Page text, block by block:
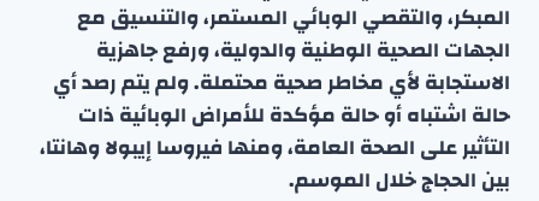
المبكر، والتقصي الوبائي المستمر، والتنسيق مع
الجهات الصحية الوطنية والدولية، ورفع جاهزية
الاستجابة لأي مخاطر صحية محتملة. ولم يتم رصد أي
حالة اشتباه أو حالة مؤكدة للأمراض الوبائية ذات
التأثير على الصحة العامة، ومنها فيروسا إيبولا وهانتا،
بين الحجاج خلال الموسم.